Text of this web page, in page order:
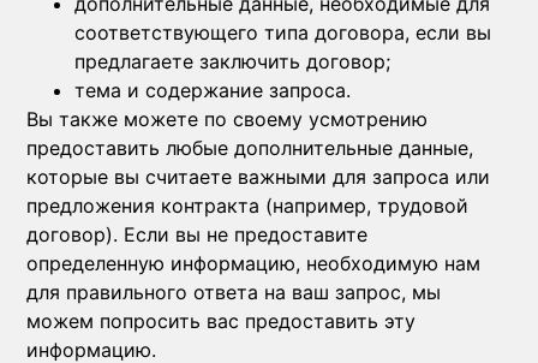
соответствующего типа договора, если вы
предлагаете заключить договор;
тема и содержание запроса.
Вы также можете по своему усмотрению
предоставить любые дополнительные данные,
которые вы считаете важными для запроса или
предложения контракта (например, трудовой
договор). Если вы не предоставите
определенную информацию, необходимую нам
для правильного ответа на ваш запрос, мы
можем попросить вас предоставить эту
информацию.